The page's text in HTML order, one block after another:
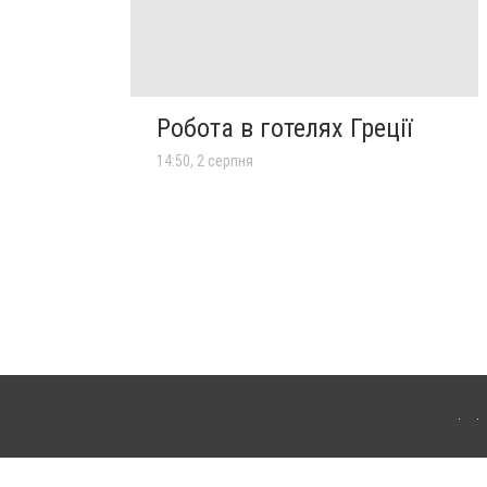
Робота в готелях Греції
14:50, 2 серпня